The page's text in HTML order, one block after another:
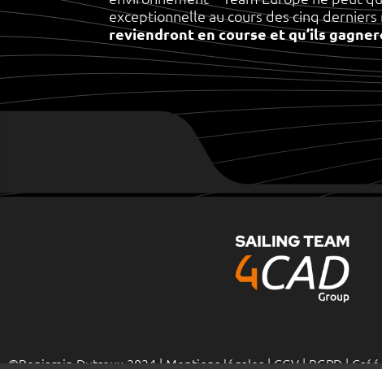
exceptionnelle au cours des cinq derniers
reviendront en course et qu’ils
©Benjamin Dutreux 2024 | Mentions légales | CGV | RGPD |